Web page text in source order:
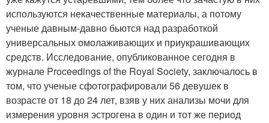
используются некачественные материалы, а потому
ученые давным-давно бьются над разработкой
универсальных омолаживающих и приукрашивающих
средств. Исследование, опубликованное сегодня в
журнале Proceedings of the Royal Society, заключалось в
том, что ученые сфотографировали 56 девушек в
возрасте от 18 до 24 лет, взяв у них анализы мочи для
измерения уровня эстрогена в один и тот же период